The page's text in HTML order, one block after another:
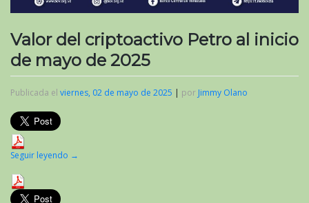
Valor del criptoactivo Petro al inicio
de mayo de 2025
Publicada el viernes, 02 de mayo de 2025 | por Jimmy Olano
Seguir leyendo →